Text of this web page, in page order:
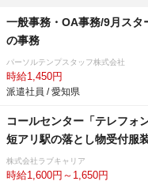
一般事務・OA事務/9月ス
の事務
パーソルテンプスタッフ株式会社
時給1,450円
派遣社員 / 愛知県
コールセンター「テレフォ
短アリ駅の落とし物受付服
株式会社ラブキャリア
時給1,600円～1,650円